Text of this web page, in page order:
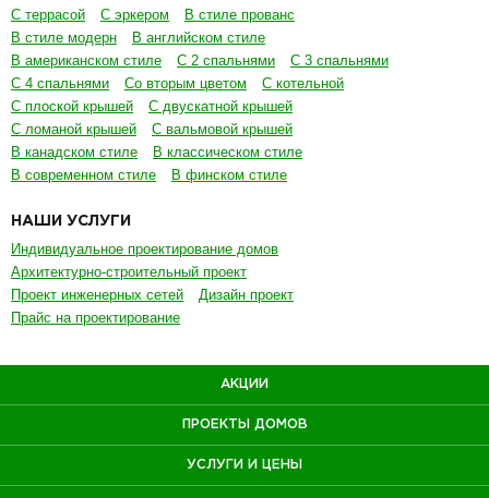
С террасой
С эркером
В стиле прованс
В стиле модерн
В английском стиле
В американском стиле
С 2 спальнями
С 3 спальнями
С 4 спальнями
Со вторым цветом
С котельной
С плоской крышей
С двускатной крышей
С ломаной крышей
С вальмовой крышей
В канадском стиле
В классическом стиле
В современном стиле
В финском стиле
НАШИ УСЛУГИ
Индивидуальное проектирование домов
Архитектурно-строительный проект
Проект инженерных сетей
Дизайн проект
Прайс на проектирование
АКЦИИ
ПРОЕКТЫ ДОМОВ
УСЛУГИ И ЦЕНЫ